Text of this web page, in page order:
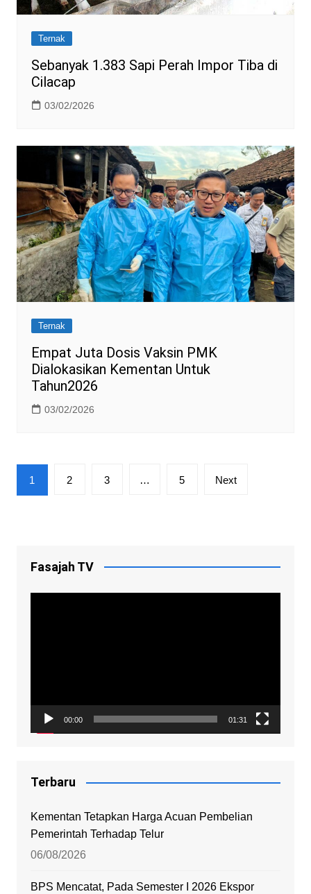
Ternak
Sebanyak 1.383 Sapi Perah Impor Tiba di
Cilacap
03/02/2026
Ternak
Empat Juta Dosis Vaksin PMK
Dialokasikan Kementan Untuk
Tahun2026
03/02/2026
Posts
pagination
1 2 3 … 5 Next
Fasajah TV
00:00 01:31
Terbaru
Kementan Tetapkan Harga Acuan Pembelian
Pemerintah Terhadap Telur
06/08/2026
BPS Mencatat, Pada Semester I 2026 Ekspor